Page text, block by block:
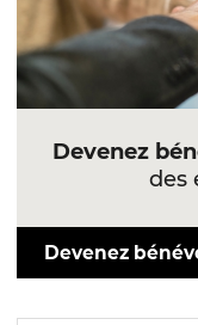
Devenez
des
Devenez